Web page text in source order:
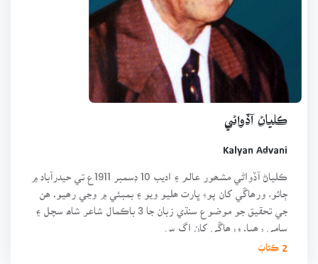
ڪلياڻ آڏواڻي
Kalyan Advani
ڪلياڻ آڏواڻي مشھور عالم ۽ اديب 10 ڊسمبر 1911ع تي حيدرآباد ۾
ڄائو، ورھاڱي کان پوءِ ڀارت ھليو ويو ۽ بمبئي ۾ وڃي رھيو. ھن
جي تحقيق جو موضوع سنڌي زبان جا 3 باڪمال شاعر شاھ سچل ۽
سامي رھيا. ورھاڱي کان اڳ س
2 ڪتابَ